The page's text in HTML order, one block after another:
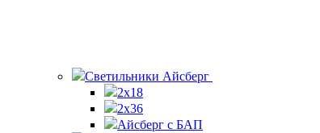
Светильники Айсберг
2х18
2х36
Айсберг с БАП